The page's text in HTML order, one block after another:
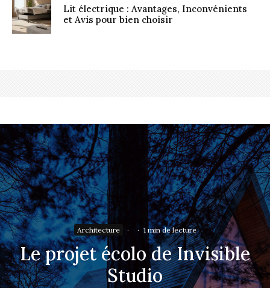
Lit électrique : Avantages, Inconvénients
et Avis pour bien choisir
Architecture · · 1 min de lecture
Le projet écolo de Invisible
Studio